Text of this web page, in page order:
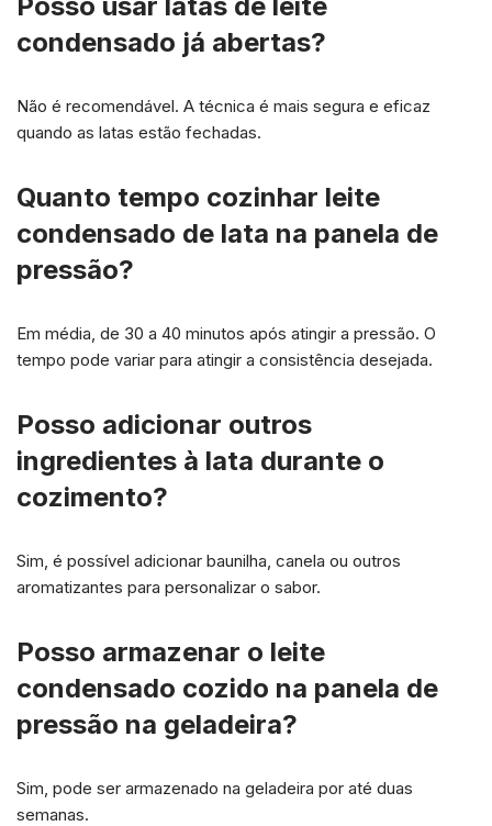
condensado já abertas?
Não é recomendável. A técnica é mais segura e eficaz
quando as latas estão fechadas.
Quanto tempo cozinhar leite
condensado de lata na panela de
pressão?
Em média, de 30 a 40 minutos após atingir a pressão. O
tempo pode variar para atingir a consistência desejada.
Posso adicionar outros
ingredientes à lata durante o
cozimento?
Sim, é possível adicionar baunilha, canela ou outros
aromatizantes para personalizar o sabor.
Posso armazenar o leite
condensado cozido na panela de
pressão na geladeira?
Sim, pode ser armazenado na geladeira por até duas
semanas.